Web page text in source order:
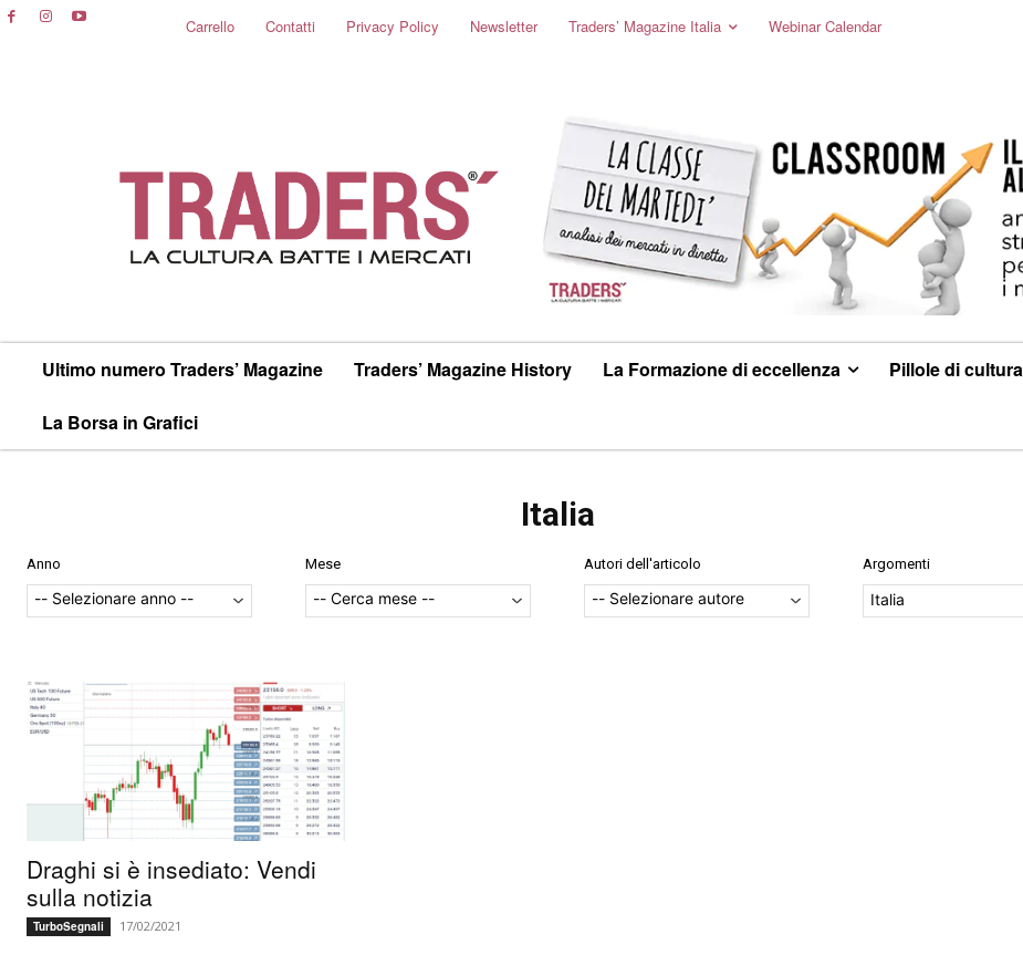
Carrello Contatti Privacy Policy Newsletter Traders’ Magazine Italia Webinar Calendar
Ultimo numero Traders’ Magazine Traders’ Magazine History La Formazione di eccellenza Pillole di cultura
La Borsa in Grafici
Italia
Anno Mese Autori dell'articolo Argomenti
Italia
Draghi si è insediato: Vendi
sulla notizia
TurboSegnali 17/02/2021